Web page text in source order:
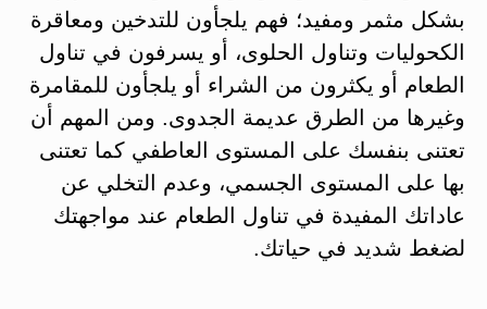
بشكل مثمر ومفيد؛ فهم يلجأون للتدخين ومعاقرة
الكحوليات وتناول الحلوى، أو يسرفون في تناول
الطعام أو يكثرون من الشراء أو يلجأون للمقامرة
وغيرها من الطرق عديمة الجدوى. ومن المهم أن
تعتنى بنفسك على المستوى العاطفي كما تعتنى
بها على المستوى الجسمي، وعدم التخلي عن
عاداتك المفيدة في تناول الطعام عند مواجهتك
لضغط شديد في حياتك.